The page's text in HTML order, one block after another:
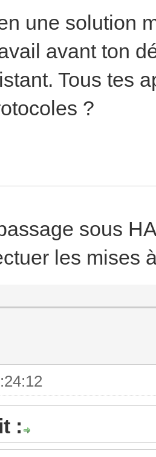
une solution
avant ton
Tous tes
?
sous
les mises
: